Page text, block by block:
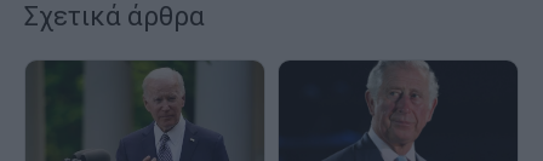
Σχετικά άρθρα